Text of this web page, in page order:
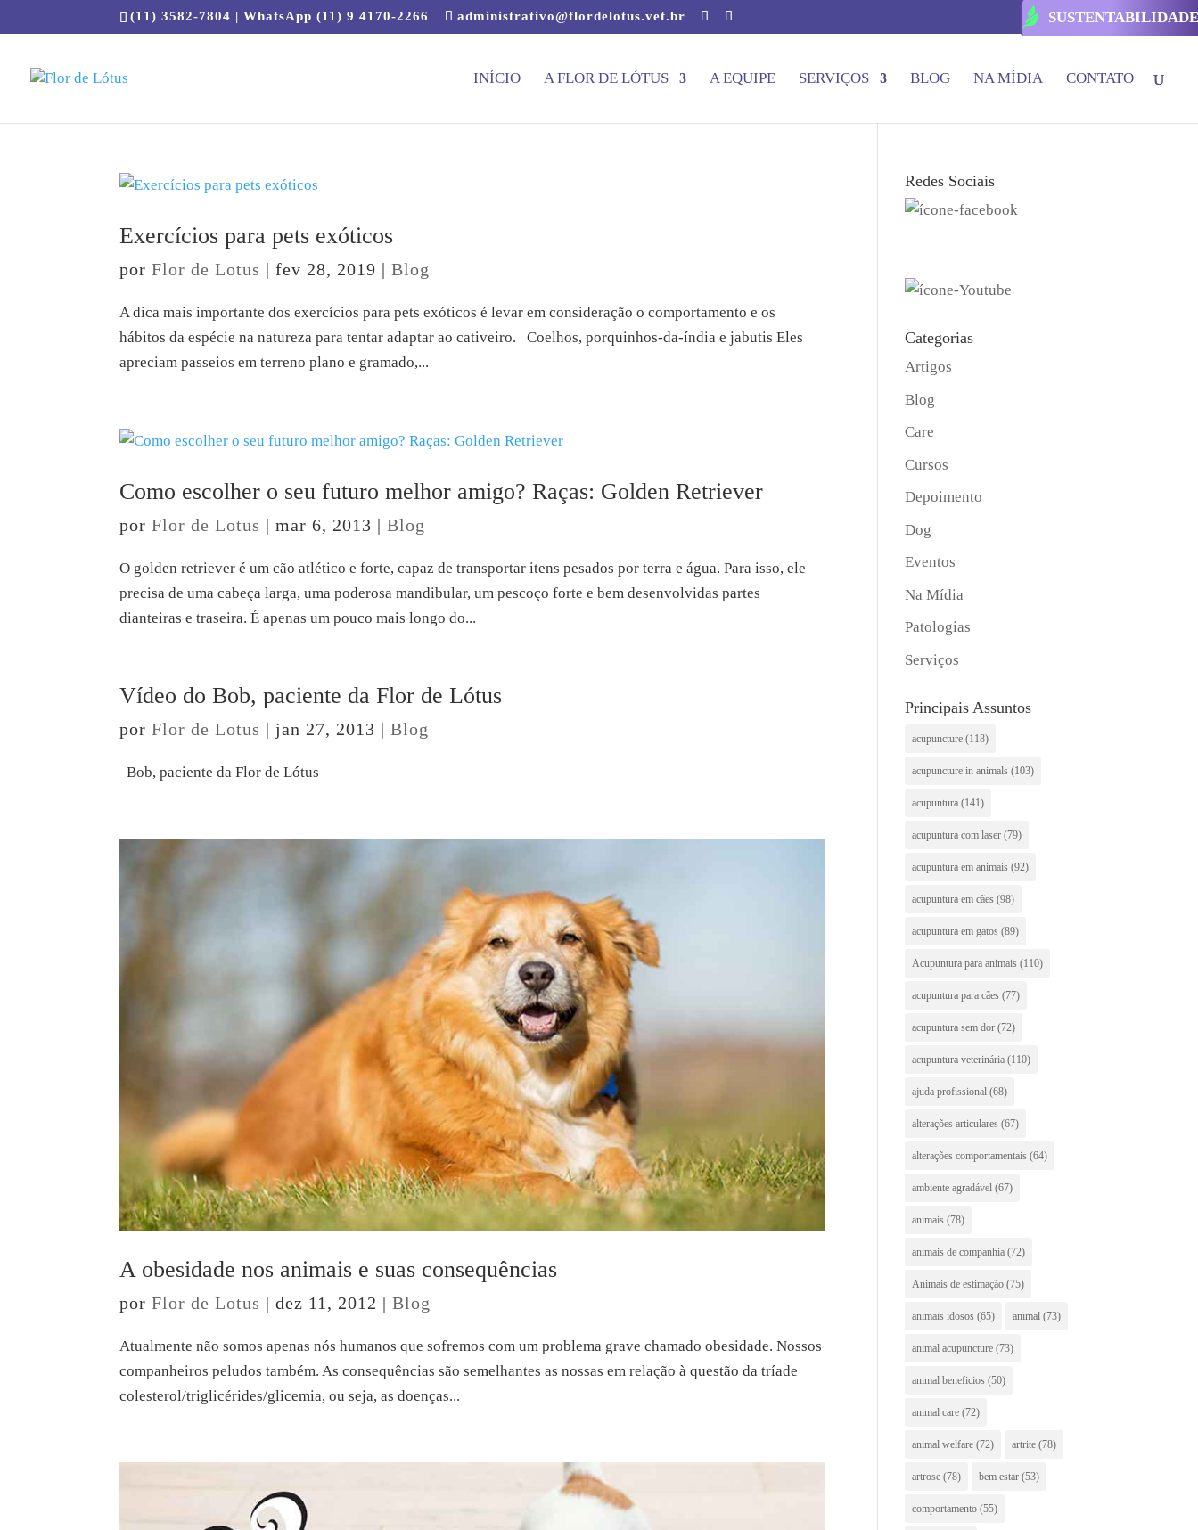
(11) 3582-7804 | WhatsApp (11) 9 4170-2266 administrativo@flordelotus.vet.br
INÍCIO A FLOR DE LÓTUS A EQUIPE SERVIÇOS BLOG NA MÍDIA CONTATO
Exercícios para pets exóticos
porFlor de Lotus |fev 28, 2019 |Blog
A dica mais importante dos exercícios para pets exóticos é levar em consideração o comportamento e os
hábitos da espécie na natureza para tentar adaptar ao cativeiro. Coelhos, porquinhos-da-índia e jabutis Eles
apreciam passeios em terreno plano e gramado,...
Como escolher o seu futuro melhor amigo? Raças: Golden Retriever
porFlor de Lotus |mar 6, 2013 |Blog
O golden retriever é um cão atlético e forte, capaz de transportar itens pesados por terra e água. Para isso, ele
precisa de uma cabeça larga, uma poderosa mandibular, um pescoço forte e bem desenvolvidas partes
dianteiras e traseira. É apenas um pouco mais longo do...
Vídeo do Bob, paciente da Flor de Lótus
porFlor de Lotus |jan 27, 2013 |Blog
Bob, paciente da Flor de Lótus
A obesidade nos animais e suas consequências
porFlor de Lotus |dez 11, 2012 |Blog
Atualmente não somos apenas nós humanos que sofremos com um problema grave chamado obesidade. Nossos
companheiros peludos também. As consequências são semelhantes as nossas em relação à questão da tríade
colesterol/triglicérides/glicemia, ou seja, as doenças...
Redes Sociais
Categorias
Artigos
Blog
Care
Cursos
Depoimento
Dog
Eventos
Na Mídia
Patologias
Serviços
Principais Assuntos
acupuncture (118)
acupuncture in animals (103)
acupuntura (141)
acupuntura com laser (79)
acupuntura em animais (92)
acupuntura em cães (98)
acupuntura em gatos (89)
Acupuntura para animais (110)
acupuntura para cães (77)
acupuntura sem dor (72)
acupuntura veterinária (110)
ajuda profissional (68)
alterações articulares (67)
alterações comportamentais (64)
ambiente agradável (67)
animais (78)
animais de companhia (72)
Animais de estimação (75)
animais idosos (65) animal (73)
animal acupuncture (73)
animal beneficios (50)
animal care (72)
animal welfare (72) artrite (78)
artrose (78) bem estar (53)
comportamento (55)
SUSTENTABILIDADE